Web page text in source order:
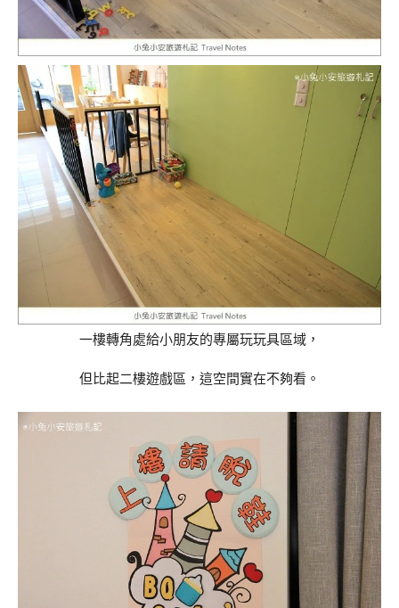
一樓轉角處給小朋友的專屬玩玩具區域，
但比起二樓遊戲區，這空間實在不夠看。